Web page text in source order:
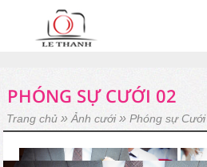
PHÓNG SỰ CƯỚI 02
Trang chủ » Ảnh cưới » Phóng sự Cưới